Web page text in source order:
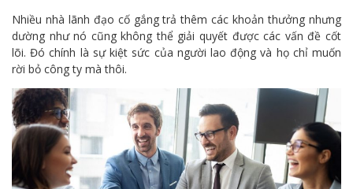
Nhiều nhà lãnh đạo cố gắng trả thêm các khoản thưởng nhưng
dường như nó cũng không thể giải quyết được các vấn đề cốt
lõi. Đó chính là sự kiệt sức của người lao động và họ chỉ muốn
rời bỏ công ty mà thôi.